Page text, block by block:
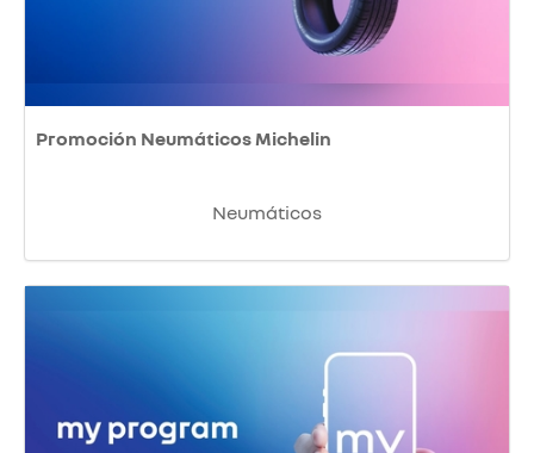
Promoción Neumáticos Michelin
Neumáticos